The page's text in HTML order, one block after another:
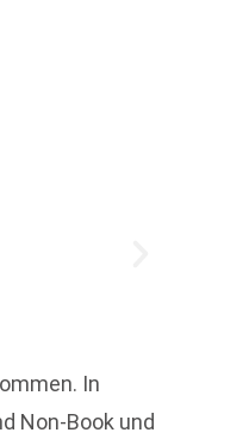
In
Non-Book und